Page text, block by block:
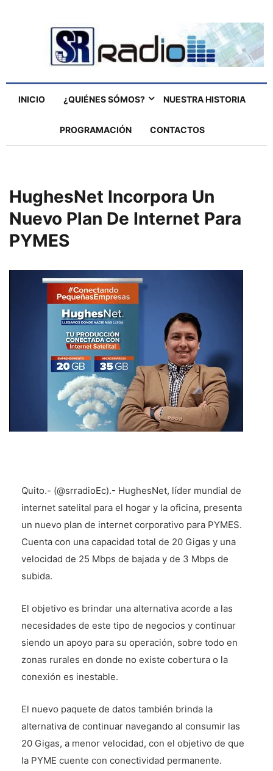
INICIO ¿QUIÉNES SÓMOS? NUESTRA HISTORIA
PROGRAMACIÓN CONTACTOS
HughesNet Incorpora Un
Nuevo Plan De Internet Para
PYMES
Quito.- (@srradioEc).- HughesNet, líder mundial de
internet satelital para el hogar y la oficina, presenta
un nuevo plan de internet corporativo para PYMES.
Cuenta con una capacidad total de 20 Gigas y una
velocidad de 25 Mbps de bajada y de 3 Mbps de
subida.
El objetivo es brindar una alternativa acorde a las
necesidades de este tipo de negocios y continuar
siendo un apoyo para su operación, sobre todo en
zonas rurales en donde no existe cobertura o la
conexión es inestable.
El nuevo paquete de datos también brinda la
alternativa de continuar navegando al consumir las
20 Gigas, a menor velocidad, con el objetivo de que
la PYME cuente con conectividad permanente.